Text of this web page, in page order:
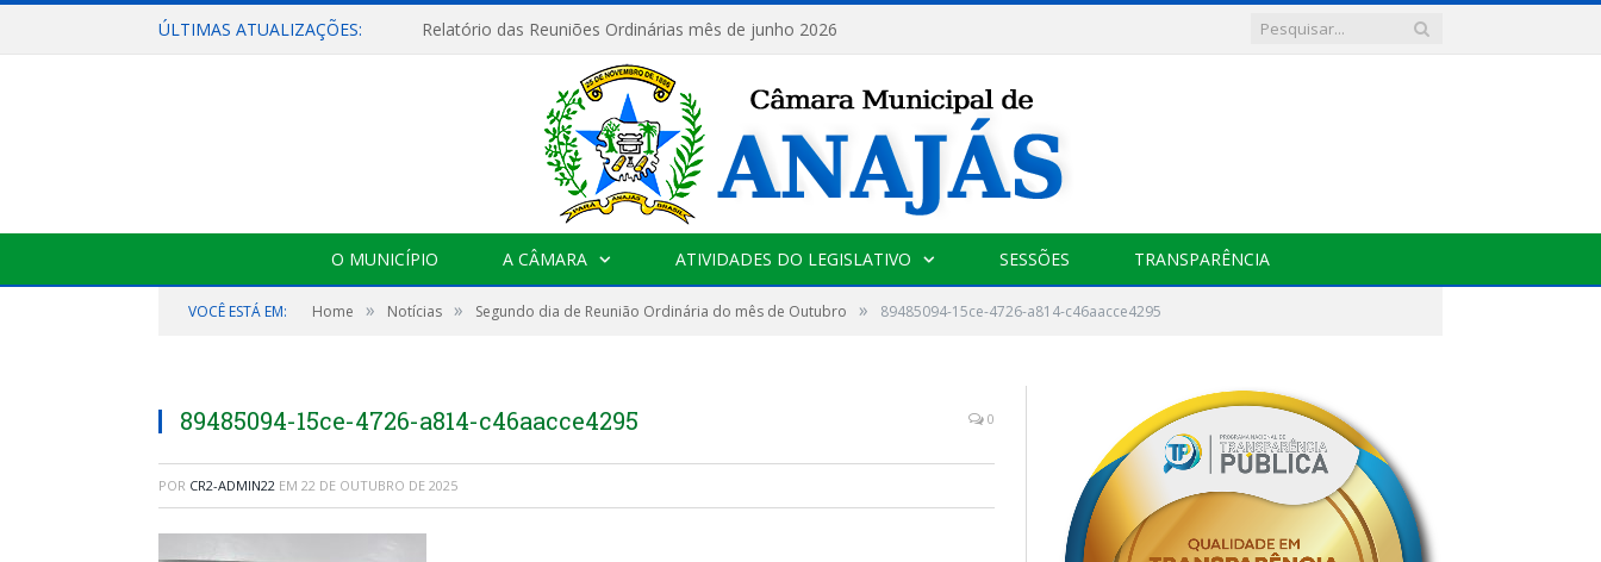
ÚLTIMAS ATUALIZAÇÕES: Relatório das Reuniões Ordinárias mês de junho 2026
O MUNICÍPIO A CÂMARA ATIVIDADES DO LEGISLATIVO SESSÕES TRANSPARÊNCIA
VOCÊ ESTÁ EM: Home » Notícias » Segundo dia de Reunião Ordinária do mês de Outubro » 89485094-15ce-4726-a814-c46aacce4295
89485094-15ce-4726-a814-c46aacce4295 0
POR CR2-ADMIN22 EM 22 DE OUTUBRO DE 2025